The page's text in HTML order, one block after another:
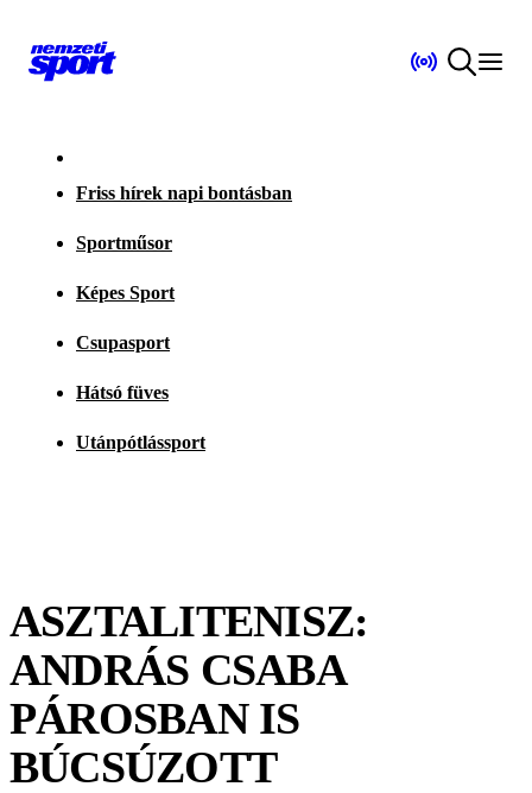
Friss hírek napi bontásban
Sportműsor
Képes Sport
Csupasport
Hátsó füves
Utánpótlássport
ASZTALITENISZ:
ANDRÁS CSABA
PÁROSBAN IS
BÚCSÚZOTT